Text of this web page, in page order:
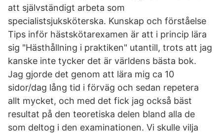
att självständigt arbeta som
specialistsjuksköterska. Kunskap och förståelse
Tips inför hästskötarexamen är att i princip lära
sig "Hästhållning i praktiken" utantill, trots att jag
kanske inte tycker det är världens bästa bok.
Jag gjorde det genom att lära mig ca 10
sidor/dag lång tid i förväg och sedan repetera
allt mycket, och med det fick jag också bäst
resultat på den teoretiska delen bland alla de
som deltog i den examinationen. Vi skulle vilja